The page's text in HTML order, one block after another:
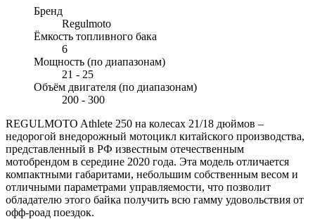
Бренд
Regulmoto
Ёмкость топливного бака
6
Мощность (по диапазонам)
21 - 25
Объём двигателя (по диапазонам)
200 - 300
REGULMOTO Athlete 250 на колесах 21/18 дюймов –
недорогой внедорожный мотоцикл китайского производства,
представленный в РФ известным отечественным
мотобрендом в середине 2020 года. Эта модель отличается
компактными габаритами, небольшим собственным весом и
отличными параметрами управляемости, что позволит
обладателю этого байка получить всю гамму удовольствия от
офф-роад поездок.